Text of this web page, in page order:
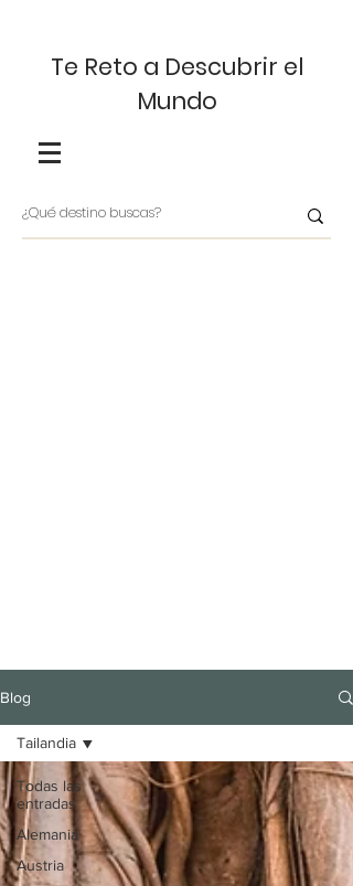
Te Reto a Descubrir el
Mundo
Blog
Todas las
entradas
Alemania
Austria
Tailandia